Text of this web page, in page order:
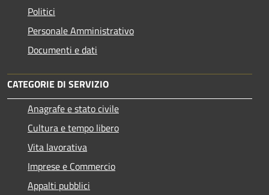
Politici
Personale Amministrativo
Documenti e dati
CATEGORIE DI SERVIZIO
Anagrafe e stato civile
Cultura e tempo libero
Vita lavorativa
Imprese e Commercio
Appalti pubblici